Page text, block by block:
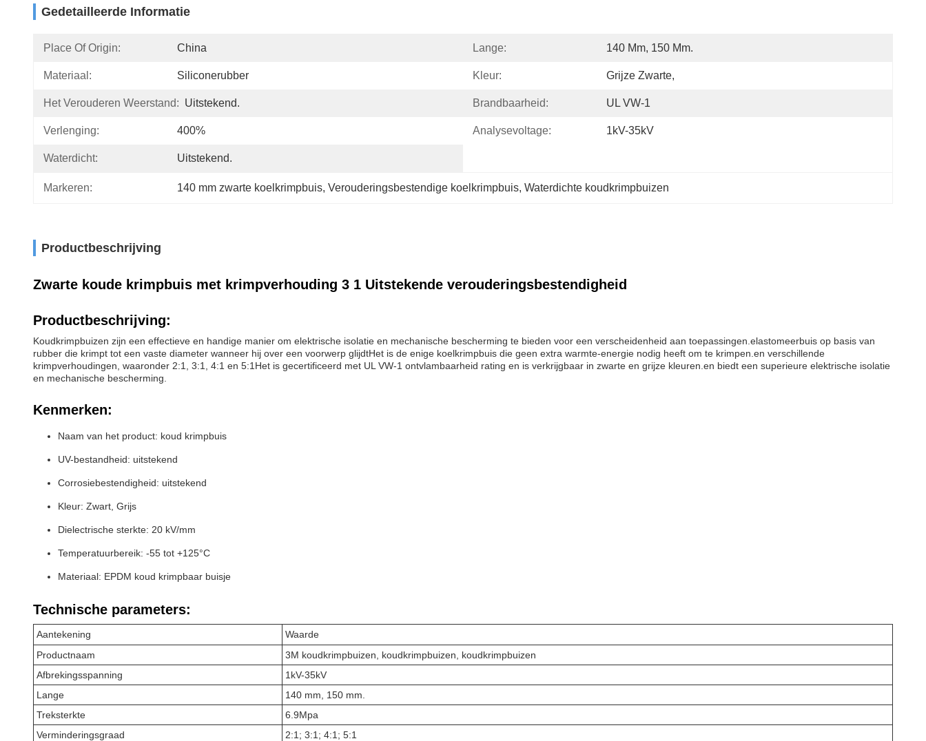
Gedetailleerde Informatie
Place Of Origin: China Lange: 140 Mm, 150 Mm.
Materiaal: Siliconerubber Kleur: Grijze Zwarte,
Het Verouderen Weerstand: Uitstekend. Brandbaarheid: UL VW-1
Verlenging: 400% Analysevoltage: 1kV-35kV
Waterdicht: Uitstekend.
Markeren: 140 mm zwarte koelkrimpbuis, Verouderingsbestendige koelkrimpbuis, Waterdichte koudkrimpbuizen
Productbeschrijving
Zwarte koude krimpbuis met krimpverhouding 3 1 Uitstekende verouderingsbestendigheid
Productbeschrijving:
Koudkrimpbuizen zijn een effectieve en handige manier om elektrische isolatie en mechanische bescherming te bieden voor een verscheidenheid aan toepassingen.elastomeerbuis op basis van
rubber die krimpt tot een vaste diameter wanneer hij over een voorwerp glijdtHet is de enige koelkrimpbuis die geen extra warmte-energie nodig heeft om te krimpen.en verschillende
krimpverhoudingen, waaronder 2:1, 3:1, 4:1 en 5:1Het is gecertificeerd met UL VW-1 ontvlambaarheid rating en is verkrijgbaar in zwarte en grijze kleuren.en biedt een superieure elektrische isolatie
en mechanische bescherming.
Kenmerken:
Naam van het product: koud krimpbuis
UV-bestandheid: uitstekend
Corrosiebestendigheid: uitstekend
Kleur: Zwart, Grijs
Dielectrische sterkte: 20 kV/mm
Temperatuurbereik: -55 tot +125°C
Materiaal: EPDM koud krimpbaar buisje
Technische parameters:
Aantekening
Waarde
Productnaam
3M koudkrimpbuizen, koudkrimpbuizen, koudkrimpbuizen
Afbrekingsspanning
1kV-35kV
Lange
140 mm, 150 mm.
Treksterkte
6.9Mpa
Verminderingsgraad
2:1; 3:1; 4:1; 5:1